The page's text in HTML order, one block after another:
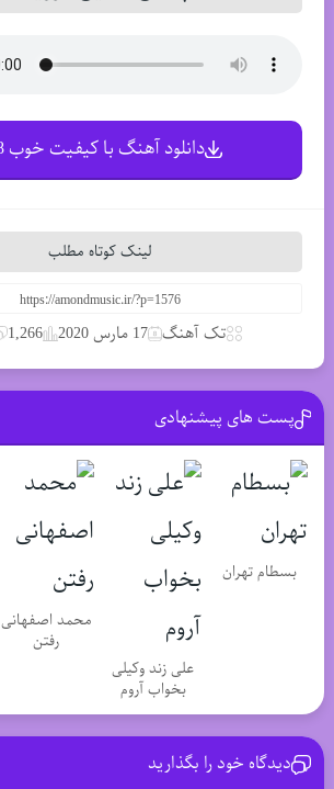
دانلود آهنگ با کیفیت خوب 128
لینک کوتاه مطلب
تک آهنگ 17 مارس 2020 1,266
پست های پیشنهادی
بسطام تهران
علی زند وکیلی
بخواب آروم
محمد اصفهانی
رفتن
دیدگاه خود را بگذارید